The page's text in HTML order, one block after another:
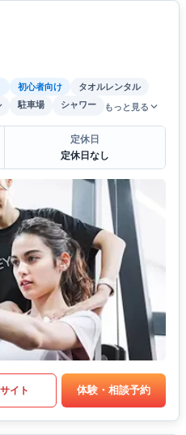
初心者向け
タオルレンタル
駐車場 シャワー もっと見る
定休日
定休日なし
イト 体験・相談予約